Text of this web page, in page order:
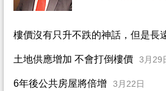
樓價沒有只升不跌的神話，但是長
土地供應增加 不會打倒樓價 3月29
6年後公共房屋將倍增 3月22日